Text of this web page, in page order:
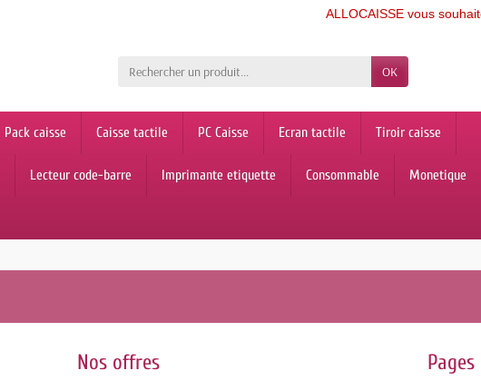
OK
ALLOCAISSE vous souhaite
Pack caisse Caisse tactile PC Caisse Ecran tactile Tiroir caisse
Lecteur code-barre Imprimante etiquette Consommable Monetique
Nos offres Pages